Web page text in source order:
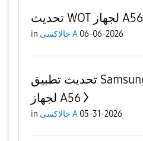
تحديث WOT لجهاز A56
in جالاكسى A 06-06-2026
تحديث تطبيق Samsung Browser Beta
لجهاز A56
in جالاكسى A 05-31-2026